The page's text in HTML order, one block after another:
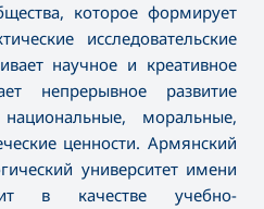
которое формирует
исследовательские
научное и креативное
непрерывное развитие
моральные,
ценности. Армянский
университет имени
в качестве учебно-